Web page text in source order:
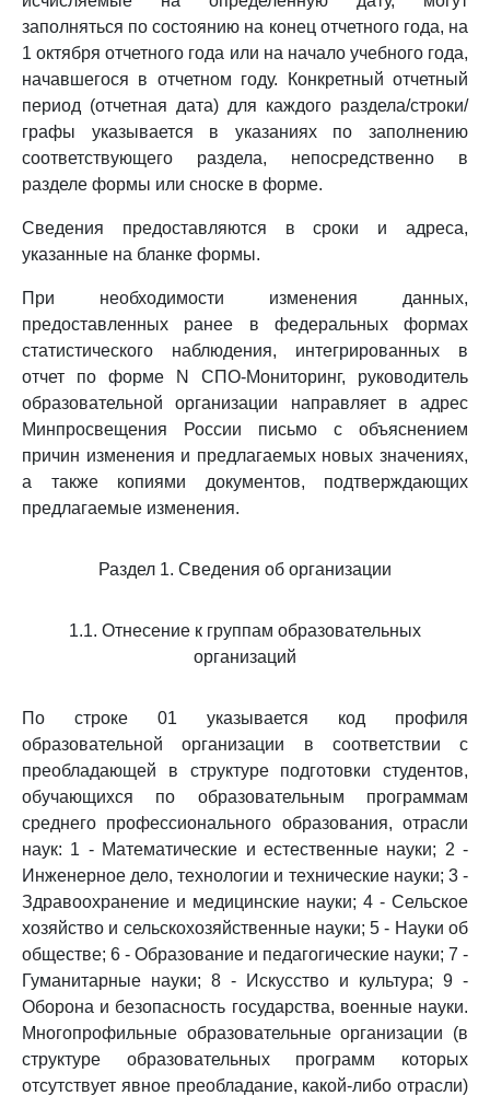
заполняться по состоянию на конец отчетного года, на
1 октября отчетного года или на начало учебного года,
начавшегося в отчетном году. Конкретный отчетный
период (отчетная дата) для каждого раздела/строки/
графы указывается в указаниях по заполнению
соответствующего раздела, непосредственно в
разделе формы или сноске в форме.
Сведения предоставляются в сроки и адреса,
указанные на бланке формы.
При необходимости изменения данных,
предоставленных ранее в федеральных формах
статистического наблюдения, интегрированных в
отчет по форме N СПО-Мониторинг, руководитель
образовательной организации направляет в адрес
Минпросвещения России письмо с объяснением
причин изменения и предлагаемых новых значениях,
а также копиями документов, подтверждающих
предлагаемые изменения.
Раздел 1. Сведения об организации
1.1. Отнесение к группам образовательных
организаций
По строке 01 указывается код профиля
образовательной организации в соответствии с
преобладающей в структуре подготовки студентов,
обучающихся по образовательным программам
среднего профессионального образования, отрасли
наук: 1 - Математические и естественные науки; 2 -
Инженерное дело, технологии и технические науки; 3 -
Здравоохранение и медицинские науки; 4 - Сельское
хозяйство и сельскохозяйственные науки; 5 - Науки об
обществе; 6 - Образование и педагогические науки; 7 -
Гуманитарные науки; 8 - Искусство и культура; 9 -
Оборона и безопасность государства, военные науки.
Многопрофильные образовательные организации (в
структуре образовательных программ которых
отсутствует явное преобладание, какой-либо отрасли)